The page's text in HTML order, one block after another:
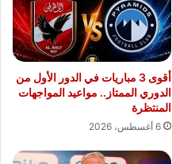
أقوى 3 مباريات في الدور الأول من
الدوري الممتاز.. مواعيد المواجهات
المنتظرة
6 أغسطس، 2026